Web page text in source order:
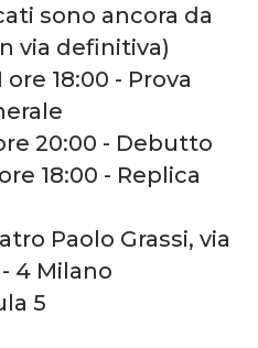
sono ancora da
via definitiva)
18:00 - Prova
20:00 - Debutto
18:00 - Replica
Paolo Grassi, via
4 Milano
5